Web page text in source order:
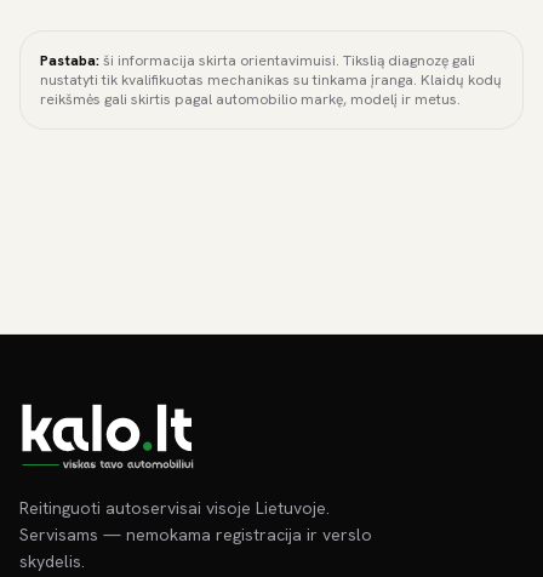
Pastaba:ši informacija skirta orientavimuisi. Tikslią diagnozę gali
nustatyti tik kvalifikuotas mechanikas su tinkama įranga. Klaidų kodų
reikšmės gali skirtis pagal automobilio markę, modelį ir metus.
Reitinguoti autoservisai visoje Lietuvoje.
Servisams — nemokama registracija ir verslo
skydelis.